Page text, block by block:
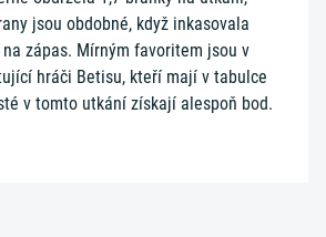
jsou obdobné, když inkasovala
zápas. Mírným favoritem jsou v
hráči Betisu, kteří mají v tabulce
v tomto utkání získají alespoň bod.